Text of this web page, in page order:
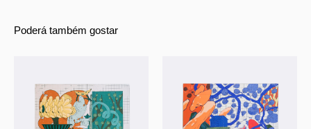
Poderá também gostar